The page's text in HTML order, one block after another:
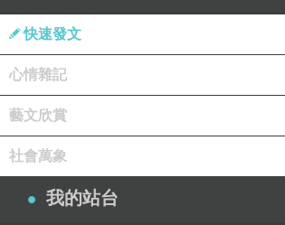
（點我回目錄）
皙透肌胺基酸溫和潔顏慕絲
將雙手及臉部沾濕，約按三下於
（點我回
皙透肌胺基酸溫和潔顏慕絲
粉嫩嫩 塑膠圓罐瓶身，適量按
質地溫和細緻泡沫綿密，不必
快速發文
心情雜記
藝文欣賞
社會萬象
我的站台